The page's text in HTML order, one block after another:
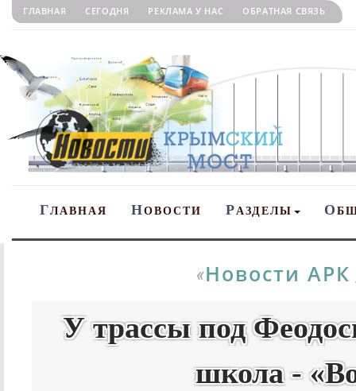
ГЛАВНАЯ СЕГОДНЯ РЕКЛАМА У НАС ОБРАТНАЯ СВЯЗЬ
ГЛАВНАЯ НОВОСТИ РАЗДЕЛЫ О
«Новости АРК
У трассы под
школа -